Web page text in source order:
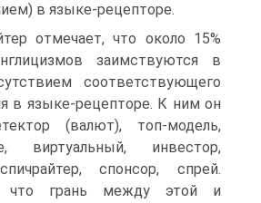
в языке-рецепторе.
отмечает, что около 15%
заимствуются в
соответствующего
в языке-рецепторе. К ним он
(валют), топ-модель,
виртуальный, инвестор,
спонсор, спрей.
что грань между этой и